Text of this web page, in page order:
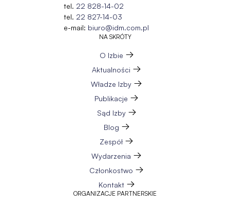
tel. 22 828-14-02
tel. 22 827-14-03
e-mail: biuro@idm.com.pl
NA SKRÓTY
O Izbie
Aktualności
Władze Izby
Publikacje
Sąd Izby
Blog
Zespół
Wydarzenia
Członkostwo
Kontakt
ORGANIZACJE PARTNERSKIE